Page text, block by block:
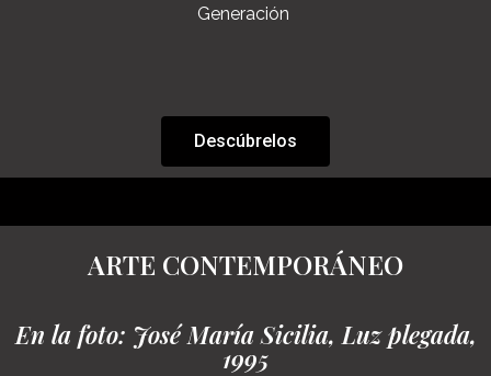
Generación
Descúbrelos
ARTE CONTEMPORÁNEO
En la foto: José María Sicilia, Luz plegada,
1995